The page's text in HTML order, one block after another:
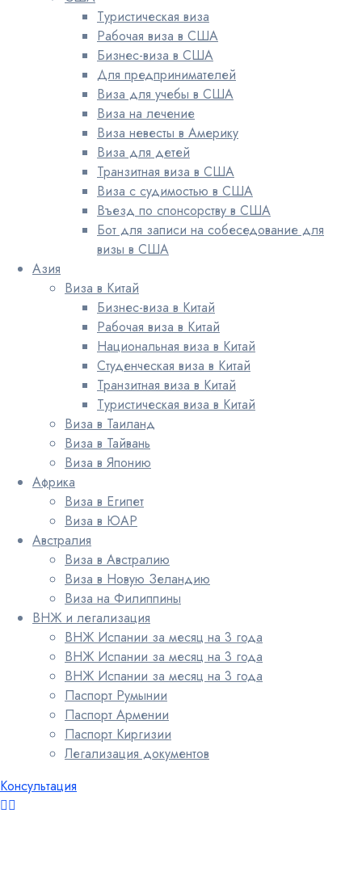
Туристическая виза
Рабочая виза в США
Бизнес-виза в США
Для предпринимателей
Виза для учебы в США
Виза на лечение
Виза невесты в Америку
Виза для детей
Транзитная виза в США
Виза с судимостью в США
Въезд по спонсорству в США
Бот для записи на собеседование для
визы в США
Азия
Виза в Китай
Бизнес-виза в Китай
Рабочая виза в Китай
Национальная виза в Китай
Студенческая виза в Китай
Транзитная виза в Китай
Туристическая виза в Китай
Виза в Таиланд
Виза в Тайвань
Виза в Японию
Африка
Виза в Египет
Виза в ЮАР
Австралия
Виза в Австралию
Виза в Новую Зеландию
Виза на Филиппины
ВНЖ и легализация
ВНЖ Испании за месяц на 3 года
ВНЖ Испании за месяц на 3 года
ВНЖ Испании за месяц на 3 года
Паспорт Румынии
Паспорт Армении
Паспорт Киргизии
Легализация документов
Консультация